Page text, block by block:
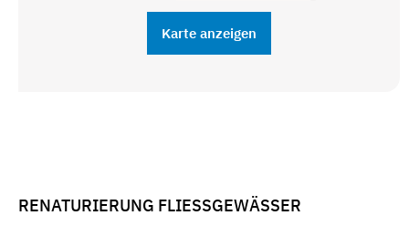
Karte anzeigen
RENATURIERUNG FLIESSGEWÄSSER